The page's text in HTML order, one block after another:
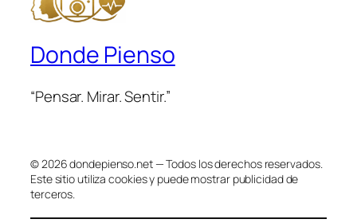
Donde Pienso
“Pensar. Mirar. Sentir.”
© 2026 dondepienso.net — Todos los derechos reservados.
Este sitio utiliza cookies y puede mostrar publicidad de
terceros.